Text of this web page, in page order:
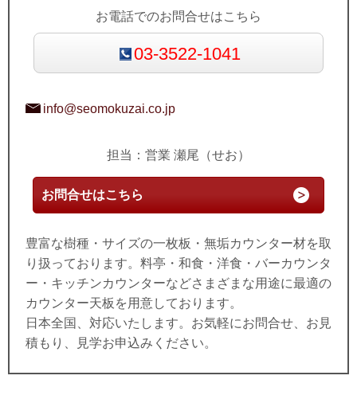
お電話でのお問合せはこちら
03-3522-1041
info@seomokuzai.co.jp
担当：営業 瀬尾（せお）
お問合せはこちら
豊富な樹種・サイズの一枚板・無垢カウンター材を取
り扱っております。料亭・和食・洋食・バーカウンタ
ー・キッチンカウンターなどさまざまな用途に最適の
カウンター天板を用意しております。
日本全国、対応いたします。お気軽にお問合せ、お見
積もり、見学お申込みください。